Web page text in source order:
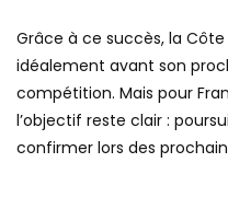
Grâce à ce succès, la Côte
idéalement avant son
compétition. Mais pour
l’objectif reste clair :
confirmer lors des